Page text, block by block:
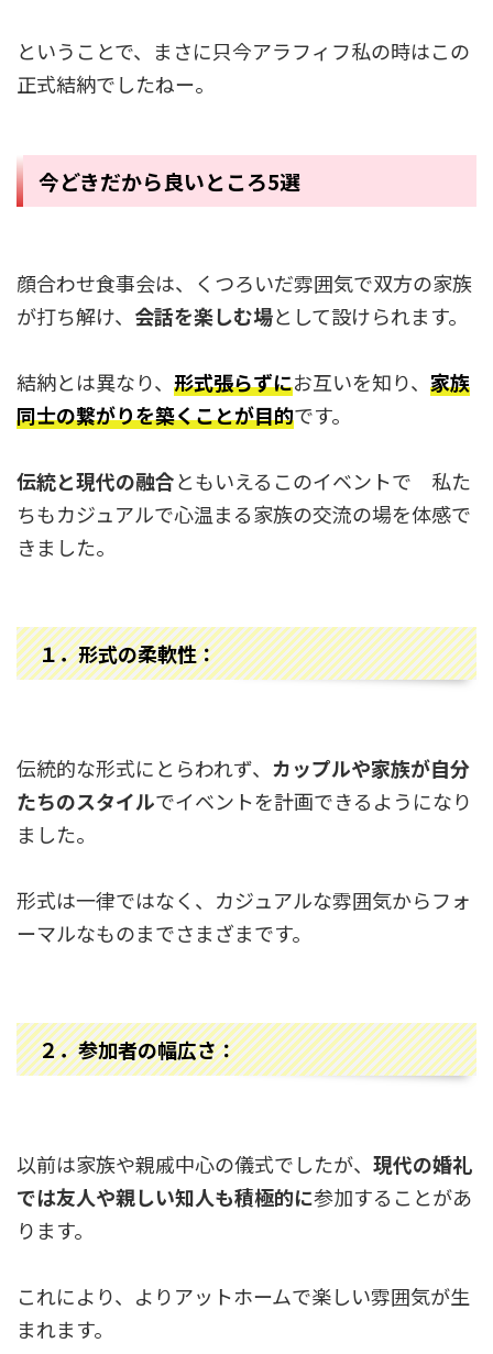
ということで、まさに只今アラフィフ私の時はこの
正式結納でしたねー。
今どきだから良いところ5選
顔合わせ食事会は、くつろいだ雰囲気で双方の家族
が打ち解け、 会話を楽しむ場として設けられます。
結納とは異なり、 形式張らずにお互いを知り、 家族
同士の繋がりを築くことが目的です。
伝統と現代の融合ともいえるこのイベントで 私た
ちもカジュアルで心温まる家族の交流の場を体感で
きました。
１．形式の柔軟性：
伝統的な形式にとらわれず、 カップルや家族が自分
たちのスタイルでイベントを計画できるようになり
ました。
形式は一律ではなく、カジュアルな雰囲気からフォ
ーマルなものまでさまざまです。
２．参加者の幅広さ：
以前は家族や親戚中心の儀式でしたが、 現代の婚礼
では友人や親しい知人も積極的に参加することがあ
ります。
これにより、よりアットホームで楽しい雰囲気が生
まれます。